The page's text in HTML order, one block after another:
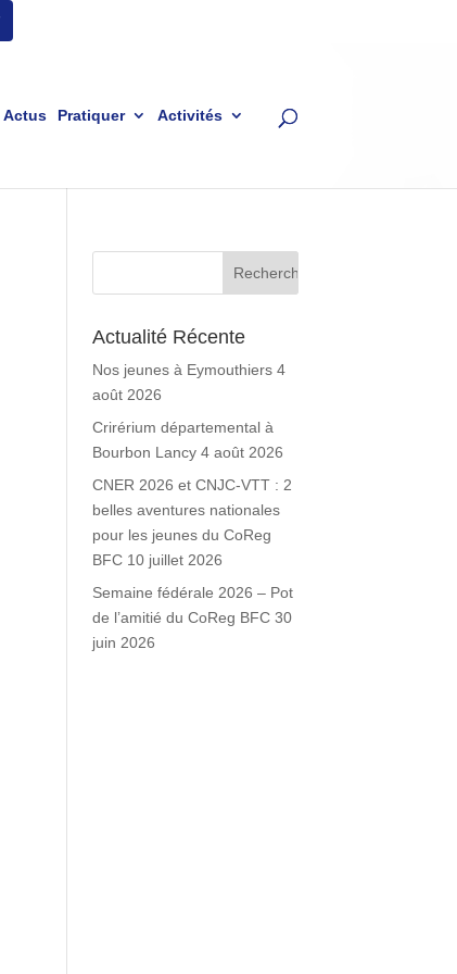
Actus Pratiquer Activités
Actualité Récente
Nos jeunes à Eymouthiers 4
août 2026
Crirérium départemental à
Bourbon Lancy 4 août 2026
CNER 2026 et CNJC-VTT : 2
belles aventures nationales
pour les jeunes du CoReg
BFC 10 juillet 2026
Semaine fédérale 2026 – Pot
de l’amitié du CoReg BFC 30
juin 2026